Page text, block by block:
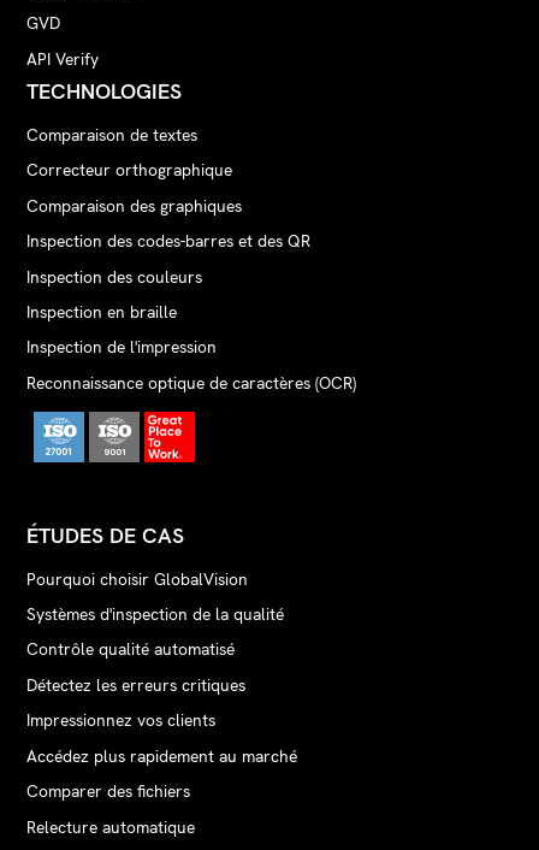
GVD
API Verify
TECHNOLOGIES
Comparaison de textes
Correcteur orthographique
Comparaison des graphiques
Inspection des codes-barres et des QR
Inspection des couleurs
Inspection en braille
Inspection de l'impression
Reconnaissance optique de caractères (OCR)
ÉTUDES DE CAS
Pourquoi choisir GlobalVision
Systèmes d'inspection de la qualité
Contrôle qualité automatisé
Détectez les erreurs critiques
Impressionnez vos clients
Accédez plus rapidement au marché
Comparer des fichiers
Relecture automatique